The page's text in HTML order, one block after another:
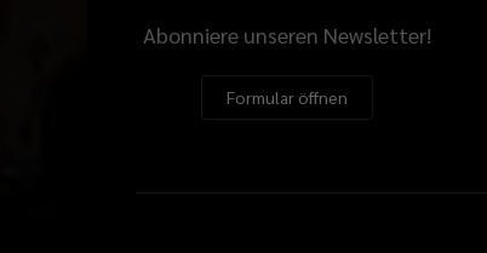
Abonniere unseren Newsletter!
Formular öffnen